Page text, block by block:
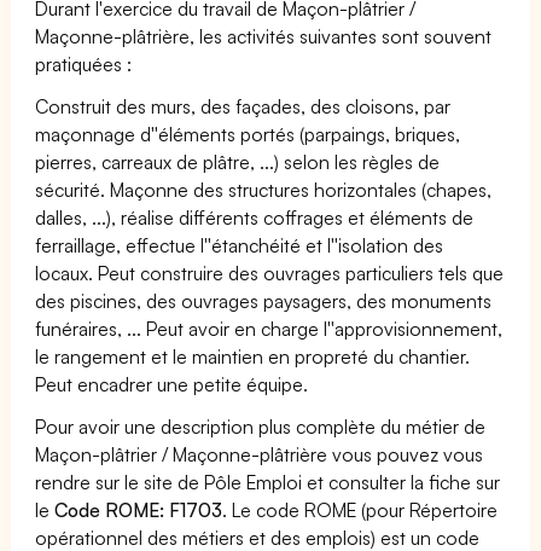
Durant l'exercice du travail de Maçon-plâtrier /
Maçonne-plâtrière, les activités suivantes sont souvent
pratiquées :
Construit des murs, des façades, des cloisons, par
maçonnage d''éléments portés (parpaings, briques,
pierres, carreaux de plâtre, ...) selon les règles de
sécurité. Maçonne des structures horizontales (chapes,
dalles, ...), réalise différents coffrages et éléments de
ferraillage, effectue l''étanchéité et l''isolation des
locaux. Peut construire des ouvrages particuliers tels que
des piscines, des ouvrages paysagers, des monuments
funéraires, ... Peut avoir en charge l''approvisionnement,
le rangement et le maintien en propreté du chantier.
Peut encadrer une petite équipe.
Pour avoir une description plus complète du métier de
Maçon-plâtrier / Maçonne-plâtrière vous pouvez vous
rendre sur le site de Pôle Emploi et consulter la fiche sur
leCode ROME: F1703. Le code ROME (pour Répertoire
opérationnel des métiers et des emplois) est un code